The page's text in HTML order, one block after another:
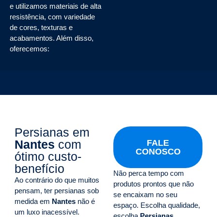
e utilizamos materiais de alta
resistência, com variedade
de cores, texturas e
acabamentos. Além disso,
oferecemos:
Persianas em
Nantes com
ótimo custo-
benefício
Ao contrário do que muitos
pensam, ter persianas sob
medida em Nantes não é
um luxo inacessível.
FALE
CONOSCO
Não perca tempo com
produtos prontos que não
se encaixam no seu
espaço. Escolha qualidade,